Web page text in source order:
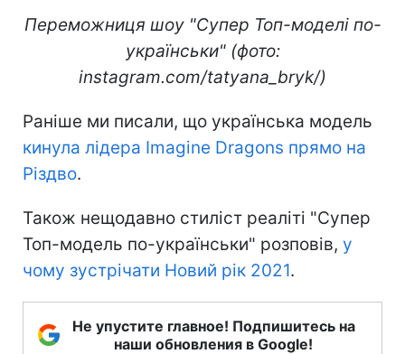
Переможниця шоу "Супер Топ-моделі по-
українськи" (фото:
instagram.com/tatyana_bryk/)
Раніше ми писали, що українська модель
кинула лідера Imagine Dragons прямо на
Різдво.
Також нещодавно стиліст реаліті "Супер
Топ-модель по-українськи" розповів, у
чому зустрічати Новий рік 2021.
Не упустите главное! Подпишитесь на
наши обновления в Google!